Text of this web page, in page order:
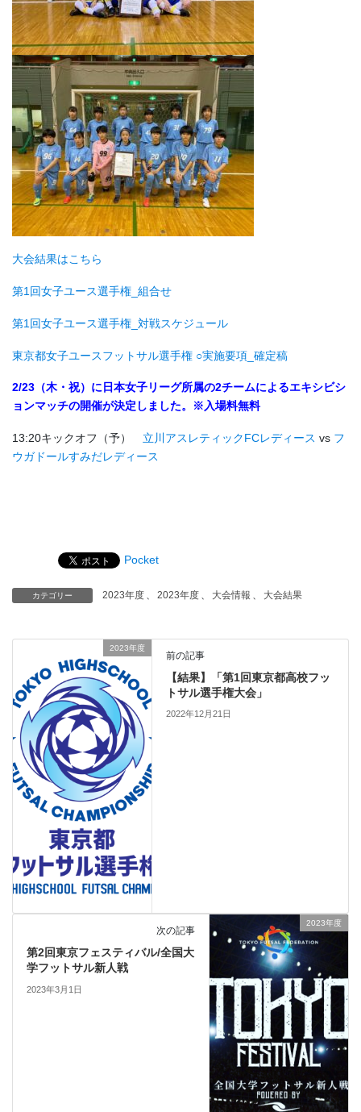
大会結果はこちら
第1回女子ユース選手権_組合せ
第1回女子ユース選手権_対戦スケジュール
東京都女子ユースフットサル選手権 ○実施要項_確定稿
2/23（木・祝）に日本女子リーグ所属の2チームによるエキシビシ
ョンマッチの開催が決定しました。※入場料無料
13:20キックオフ（予） 立川アスレティックFCレディース vs フ
ウガドールすみだレディース
Pocket
カテゴリー 2023年度 2023年度 大会情報 大会結果
2023年度
前の記事
【結果】「第1回東京都高校フッ
トサル選手権大会」
2022年12月21日
2023年度
次の記事
第2回東京フェスティバル/全国大
学フットサル新人戦
2023年3月1日